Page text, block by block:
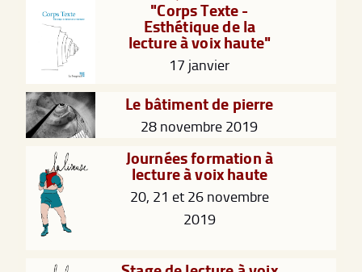
"Corps Texte -
Esthétique de la
lecture à voix haute"
17 janvier
Le bâtiment de pierre
28 novembre 2019
Journées formation à
lecture à voix haute
20, 21 et 26 novembre
2019